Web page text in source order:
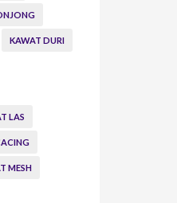
KAWAT DURI
LAS
MESH